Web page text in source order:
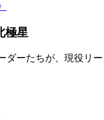
星
ダーたちが、現役リ